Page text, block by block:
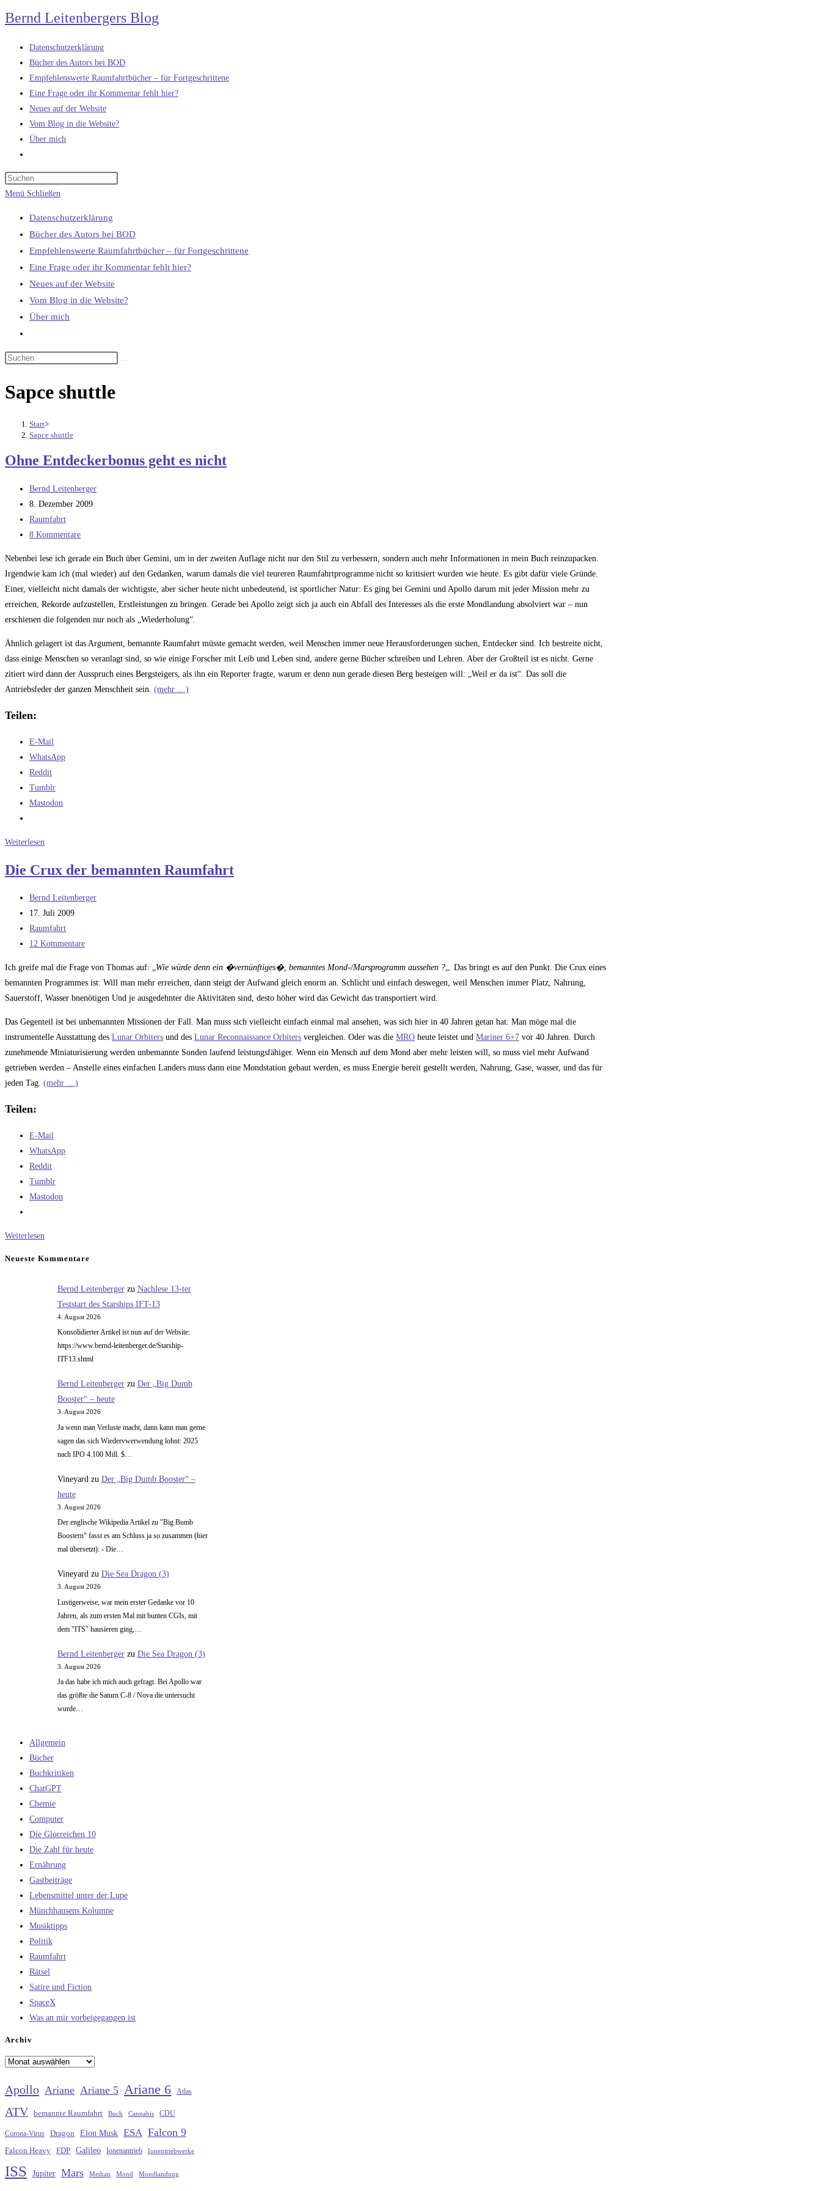
Zum
Inhalt
springen
Bernd Leitenbergers Blog
Datenschutzerklärung
Bücher des Autors bei BOD
Empfehlenswerte Raumfahrtbücher – für Fortgeschrittene
Eine Frage oder ihr Kommentar fehlt hier?
Neues auf der Website
Vom Blog in die Website?
Über mich
umschalten
Menü Schließen
Datenschutzerklärung
Bücher des Autors bei BOD
Empfehlenswerte Raumfahrtbücher – für Fortgeschrittene
Eine Frage oder ihr Kommentar fehlt hier?
Neues auf der Website
Vom Blog in die Website?
Über mich
umschalten
Sapce shuttle
Start>
Sapce shuttle
Ohne Entdeckerbonus geht es nicht
Beitrags-
Autor:
Bernd Leitenberger
Beitrag
veröffentlicht:
8. Dezember 2009
Beitrags-
Kategorie:
Raumfahrt
Beitrags-
8 Kommentare
Nebenbei lese ich gerade ein Buch über Gemini, um in der zweiten Auflage nicht nur den Stil zu verbessern, sondern auch mehr Informationen in mein Buch reinzupacken.
Irgendwie kam ich (mal wieder) auf den Gedanken, warum damals die viel teureren Raumfahrtprogramme nicht so kritisiert wurden wie heute. Es gibt dafür viele Gründe.
Einer, vielleicht nicht damals der wichtigste, aber sicher heute nicht unbedeutend, ist sportlicher Natur: Es ging bei Gemini und Apollo darum mit jeder Mission mehr zu
erreichen, Rekorde aufzustellen, Erstleistungen zu bringen. Gerade bei Apollo zeigt sich ja auch ein Abfall des Interesses als die erste Mondlandung absolviert war – nun
erschienen die folgenden nur noch als „Wiederholung“.
Ähnlich gelagert ist das Argument, bemannte Raumfahrt müsste gemacht werden, weil Menschen immer neue Herausforderungen suchen, Entdecker sind. Ich bestreite nicht,
dass einige Menschen so veranlagt sind, so wie einige Forscher mit Leib und Leben sind, andere gerne Bücher schreiben und Lehren. Aber der Großteil ist es nicht. Gerne
zitiert wird dann der Ausspruch eines Bergsteigers, als ihn ein Reporter fragte, warum er denn nun gerade diesen Berg besteigen will: „Weil er da ist“. Das soll die
Antriebsfeder der ganzen Menschheit sein. (mehr …)
Teilen:
E-Mail
WhatsApp
Reddit
Tumblr
Mastodon
Weiterlesen
geht
nicht
Die Crux der bemannten Raumfahrt
Beitrags-
Autor:
Bernd Leitenberger
Beitrag
veröffentlicht:
17. Juli 2009
Beitrags-
Kategorie:
Raumfahrt
Beitrags-
12 Kommentare
Ich greife mal die Frage von Thomas auf: „Wie würde denn ein �vernünftiges�, bemanntes Mond-/Marsprogramm aussehen ?„. Das bringt es auf den Punkt. Die Crux eines
bemannten Programmes ist: Will man mehr erreichen, dann steigt der Aufwand gleich enorm an. Schlicht und einfach deswegen, weil Menschen immer Platz, Nahrung,
Sauerstoff, Wasser bnenötigen Und je ausgedehnter die Aktivitäten sind, desto höher wird das Gewicht das transportiert wird.
Das Gegenteil ist bei unbemannten Missionen der Fall. Man muss sich vielleicht einfach einmal mal ansehen, was sich hier in 40 Jahren getan hat: Man möge mal die
instrumentelle Ausstattung des Lunar Orbiters und des Lunar Reconnaissance Orbiters vergleichen. Oder was die MRO heute leistet und Mariner 6+7 vor 40 Jahren. Durch
zunehmende Miniaturisierung werden unbemannte Sonden laufend leistungsfähiger. Wenn ein Mensch auf dem Mond aber mehr leisten will, so muss viel mehr Aufwand
getrieben werden – Anstelle eines einfachen Landers muss dann eine Mondstation gebaut werden, es muss Energie bereit gestellt werden, Nahrung, Gase, wasser, und das für
jeden Tag. (mehr …)
Teilen:
E-Mail
WhatsApp
Reddit
Tumblr
Mastodon
Weiterlesen
Neueste Kommentare
Bernd Leitenbergerzu Nachlese 13-ter
Teststart des Starships IFT-13
4. August 2026
Konsolidierter Artikel ist nun auf der Website:
https://www.bernd-leitenberger.de/Starship-
ITF13.shtml
Bernd Leitenbergerzu Der „Big Dumb
Booster“ – heute
3. August 2026
Ja wenn man Verluste macht, dann kann man gerne
sagen das sich Wiedervwerwendung lohnt: 2025
nach IPO 4.100 Mill. $…
Vineyard zu Der „Big Dumb Booster“ –
heute
3. August 2026
Der englische Wikipedia Artikel zu "Big Bumb
Boostern" fasst es am Schluss ja so zusammen (hier
mal übersetzt): - Die…
Vineyardzu Die Sea Dragon (3)
3. August 2026
Lustigerweise, war mein erster Gedanke vor 10
Jahren, als zum ersten Mal mit bunten CGIs, mit
dem "ITS" hausieren ging,…
Bernd Leitenbergerzu Die Sea Dragon (3)
3. August 2026
Ja das habe ich mich auch gefragt. Bei Apollo war
das größte die Saturn C-8 / Nova die untersucht
wurde…
Allgemein
Bücher
Buchkritiken
ChatGPT
Chemie
Computer
Die Glorreichen 10
Die Zahl für heute
Ernährung
Gastbeiträge
Lebensmittel unter der Lupe
Münchhausens Kolumne
Musiktipps
Politik
Raumfahrt
Rätsel
Satire und Fiction
SpaceX
Was an mir vorbeigegangen ist
Archiv
Archiv
Apollo Ariane Ariane 5 Ariane 6 Atlas
ATV bemannte Raumfahrt Buch Cannabis CDU
Corona-Virus Dragon Elon Musk ESA Falcon 9
Falcon Heavy FDP Galileo Ionenantrieb Ionentriebwerke
ISS Jupiter Mars Methan Mond Mondlandung